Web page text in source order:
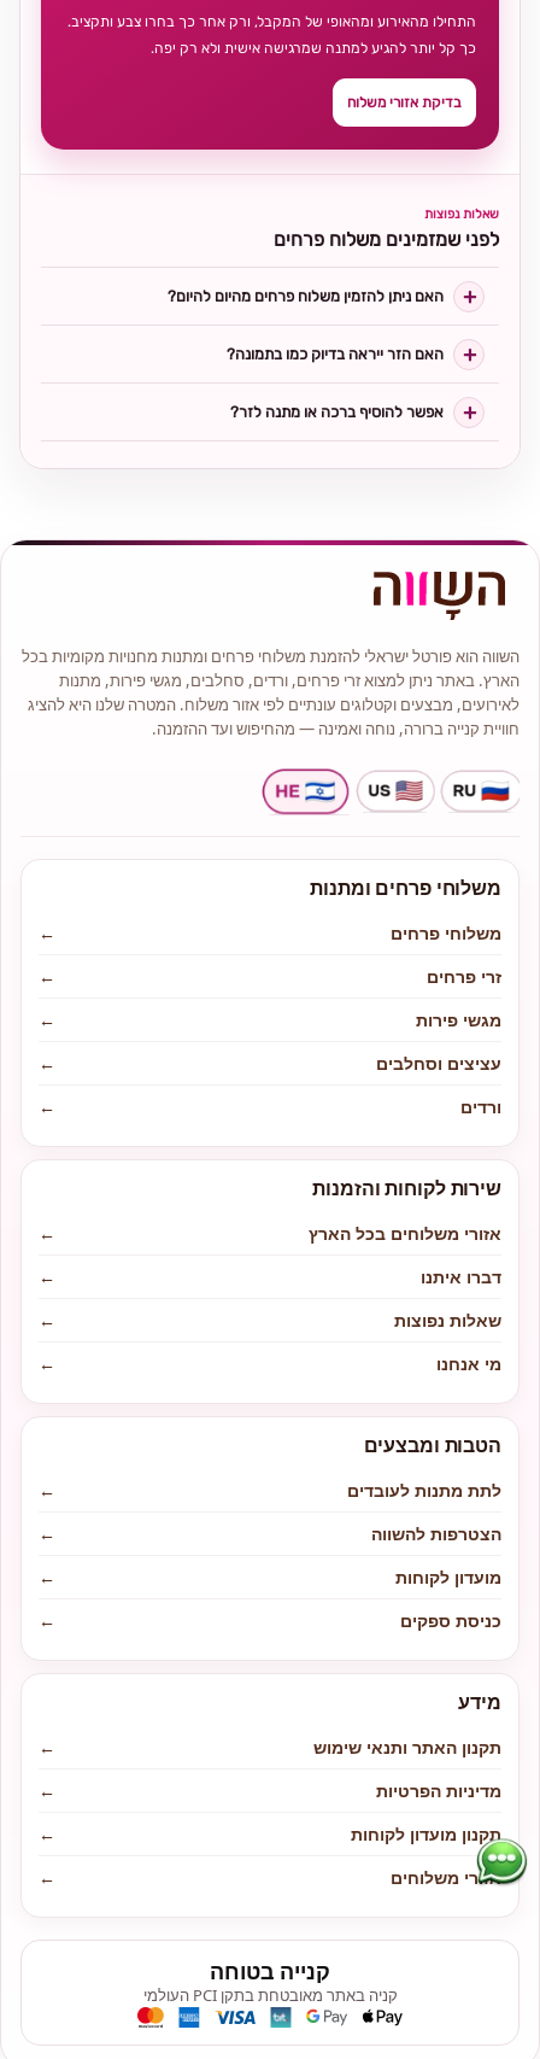
התחילו מהאירוע ומהאופי של המקבל, ורק אחר כך בחרו צבע ותקציב.
כך קל יותר להגיע למתנה שמרגישה אישית ולא רק יפה.
בדיקת אזורי משלוח
שאלות נפוצות
לפני שמזמינים משלוח פרחים
האם ניתן להזמין משלוח פרחים מהיום להיום?
האם הזר ייראה בדיוק כמו בתמונה?
אפשר להוסיף ברכה או מתנה לזר?
השווה הוא פורטל ישראלי להזמנת משלוחי פרחים ומתנות מחנויות מקומיות בכל
הארץ. באתר ניתן למצוא זרי פרחים, ורדים, סחלבים, מגשי פירות, מתנות
לאירועים, מבצעים וקטלוגים עונתיים לפי אזור משלוח. המטרה שלנו היא להציג
חוויית קנייה ברורה, נוחה ואמינה — מהחיפוש ועד ההזמנה.
משלוחי פרחים ומתנות
משלוחי פרחים
←
זרי פרחים
←
מגשי פירות
←
עציצים וסחלבים
←
ורדים
←
שירות לקוחות והזמנות
אזורי משלוחים בכל הארץ
←
דברו איתנו
←
שאלות נפוצות
←
מי אנחנו
←
הטבות ומבצעים
לתת מתנות לעובדים
←
הצטרפות להשווה
←
מועדון לקוחות
←
כניסת ספקים
←
מידע
תקנון האתר ותנאי שימוש
←
מדיניות הפרטיות
←
תקנון מועדון לקוחות
←
אזורי משלוחים
←
קנייה בטוחה
קניה באתר מאובטחת בתקן PCI העולמי